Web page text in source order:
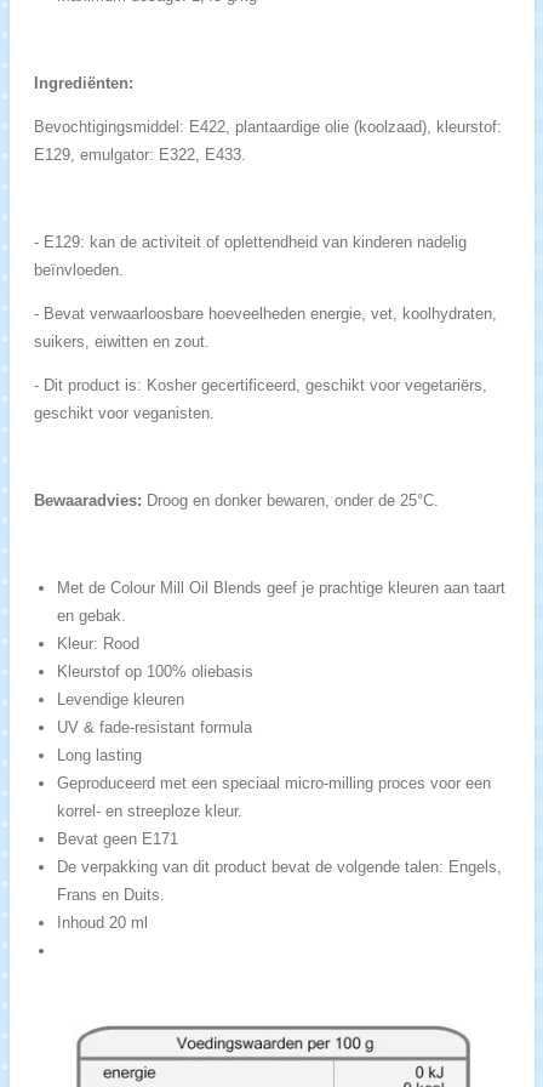
Ingrediënten:
Bevochtigingsmiddel: E422, plantaardige olie (koolzaad), kleurstof:
E129, emulgator: E322, E433.
- E129: kan de activiteit of oplettendheid van kinderen nadelig
beïnvloeden.
- Bevat verwaarloosbare hoeveelheden energie, vet, koolhydraten,
suikers, eiwitten en zout.
- Dit product is: Kosher gecertificeerd, geschikt voor vegetariërs,
geschikt voor veganisten.
Bewaaradvies: Droog en donker bewaren, onder de 25°C.
Met de Colour Mill Oil Blends geef je prachtige kleuren aan taart
en gebak.
Kleur: Rood
Kleurstof op 100% oliebasis
Levendige kleuren
UV & fade-resistant formula
Long lasting
Geproduceerd met een speciaal micro-milling proces voor een
korrel- en streeploze kleur.
Bevat geen E171
De verpakking van dit product bevat de volgende talen: Engels,
Frans en Duits.
Inhoud 20 ml